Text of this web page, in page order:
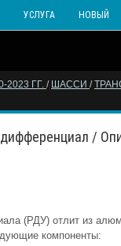
УСЛУГА НОВЫЙ
ГГ. / ШАССИ /
/
(РДУ) отлит из
компоненты: